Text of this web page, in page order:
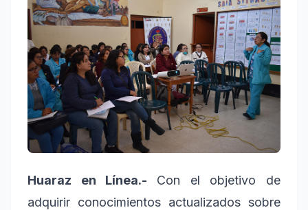
Huaraz en Línea.- Con el objetivo de
adquirir conocimientos actualizados sobre